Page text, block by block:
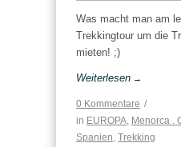
Was macht man am
Trekkingtour um die
mieten! ;)
Weiterlesen →
0 Kommentare /
in EUROPA, Menorca .
Spanien, Trekking